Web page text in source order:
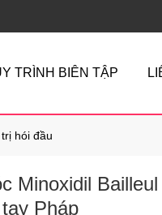
TRÌNH BIÊN TẬP
hói đầu
Minoxidil
Pháp